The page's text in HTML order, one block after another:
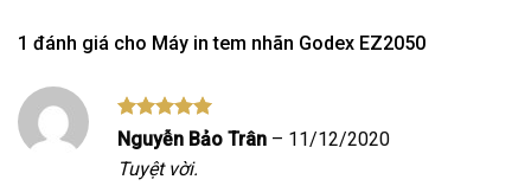
1 đánh giá cho Máy in tem nhãn Godex EZ2050
Được xếp
hạng 5
sao
Nguyễn Bảo Trân – 11/12/2020
Tuyệt vời.